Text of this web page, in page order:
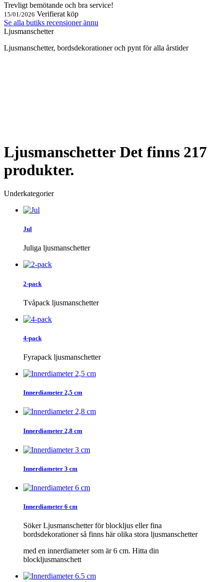
Trevligt bemötande och bra service!
15/01/2026 Verifierat köp
Se alla butiks recensioner ännu
Ljusmanschetter
Ljusmanschetter, bordsdekorationer och pynt för alla årstider
Ljusmanschetter Det finns 217
produkter.
Underkategorier
Jul
Juliga ljusmanschetter
2-pack
Tvåpack ljusmanschetter
4-pack
Fyrapack ljusmanschetter
Innerdiameter 2,5 cm
Innerdiameter 2,8 cm
Innerdiameter 3 cm
Innerdiameter 6 cm
Söker Ljusmanschetter för blockljus eller fina
bordsdekorationer så finns här olika stora ljusmanschetter
med en innerdiameter som är 6 cm. Hitta din
blockljusmanschett